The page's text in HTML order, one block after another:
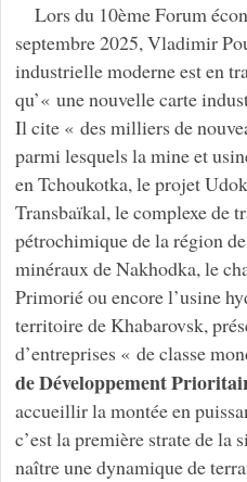
Lors du 10ème Forum
septembre 2025, Vladimir
industrielle moderne est en
qu’« une nouvelle carte
Il cite « des milliers de
parmi lesquels la mine et
en Tchoukotka, le projet
Transbaïkal, le complexe de
pétrochimique de la région
minéraux de Nakhodka, le
Primorié ou encore l’usine
territoire de Khabarovsk,
d’entreprises « de classe
de Développement
accueillir la montée en
c’est la première strate de la
naître une dynamique de